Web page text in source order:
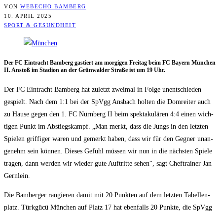
VON WEBECHO BAMBERG
10. APRIL 2025
SPORT & GESUNDHEIT
Der FC Ein­tracht Bam­berg gas­tiert am mor­gi­gen Frei­tag beim FC Bay­ern Mün­chen
II. Anstoß im Sta­di­on an der Grün­wal­der Stra­ße ist um 19 Uhr.
Der FC Ein­tracht Bam­berg hat zuletzt zwei­mal in Fol­ge unent­schie­den
gespielt. Nach dem 1:1 bei der SpVgg Ans­bach hol­ten die Dom­rei­ter auch
zu Hau­se gegen den 1. FC Nürn­berg II beim spek­ta­ku­lä­ren 4:4 einen wich­
ti­gen Punkt im Abstiegs­kampf. „Man merkt, dass die Jungs in den letz­ten
Spie­len grif­fi­ger waren und gemerkt haben, dass wir für den Geg­ner unan­
ge­nehm sein kön­nen. Die­ses Gefühl müs­sen wir nun in die nächs­ten Spie­le
tra­gen, dann wer­den wir wie­der gute Auf­trit­te sehen“, sagt Chef­trai­ner Jan
Gernlein.
Die Bam­ber­ger ran­gie­ren damit mit 20 Punk­ten auf dem letz­ten Tabel­len­
platz. Türk­gücü Mün­chen auf Platz 17 hat eben­falls 20 Punk­te, die SpVgg